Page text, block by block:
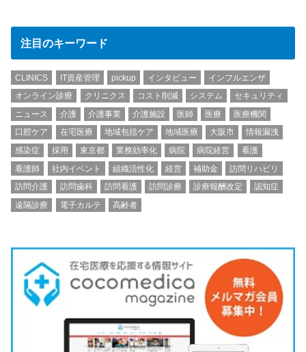
注目のキーワード
CLINICS IT資産管理 pickup インタビュー
インフルエンザ
オンライン診療
クリニクス コスト削減 システム
セキュリティ
ニュース
介護 介護事業 介護施設 医師 医療
医療機関
口腔ケア
在宅医療 地域包括ケア 地域医療 大阪市
情報漏洩
感染症
採用 東京都 業務効率化 病院 病院経営
看護
看護師
社内イベント 組織活性化 経営 補助金
訪問リハビリ
訪問介護
訪問歯科 訪問看護 訪問診療 診療報酬改定
認知症
遠隔診療
電子カルテ 高齢者